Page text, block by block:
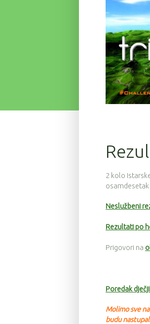
2 kolo
osamdesetak
Neslužbeni
Rezultati po
Prigovori na
Poredak
Molimo sve
budu